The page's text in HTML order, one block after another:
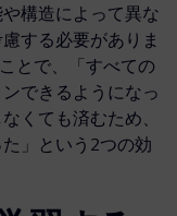
構造によって異な
する必要がありま
とで、「すべての
できるようになっ
くても済むため、
」という2つの効